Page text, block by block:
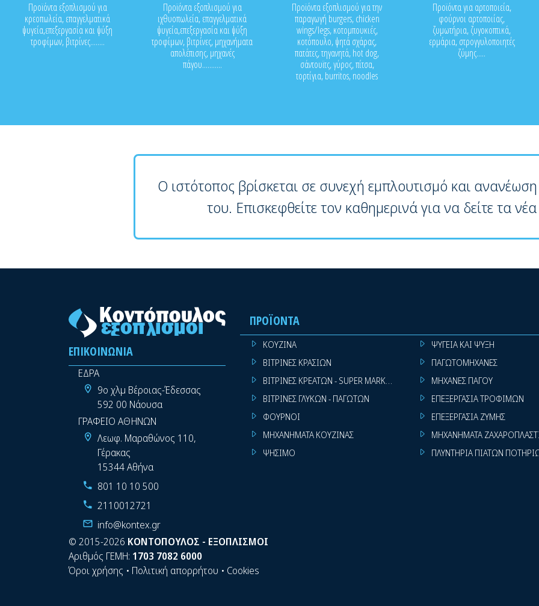
Προϊόντα εξοπλισμού για
κρεοπωλεία, επαγγελματικά
ψυγεία,επεξεργασία και ψύξη
τροφίμων, βιτρίνες........
Προϊόντα εξοπλισμού για
ιχθυοπωλεία, επαγγελματικά
ψυγεία,επεξεργασία και ψύξη
τροφίμων, βιτρίνες, μηχανήματα
απολέπισης, μηχανές
πάγου...........
Προϊόντα εξοπλισμού για την
παραγωγή burgers, chicken
wings/legs, κοτομπουκιές,
κοτόπουλο, ψητά σχάρας,
πατάτες, τηγανητά, hot dog,
σάντουϊτς, γύρος, πίτσα,
τορτίγια, burritos, noodles
Προϊόντα για αρτοποιεία,
φούρνοι αρτοποιίας,
ζυμωτήρια, ζυγοκοπτικά,
ερμάρια, στρογγυλοποιητές
ζύμης.....
Ο ιστότοπος βρίσκεται σε συνεχή εμπλουτισμό και
του. Επισκεφθείτε τον καθημερινά για να δείτε τα
ΕΠΙΚΟΙΝΩΝΊΑ
ΕΔΡΑ
9ο χλμ Βέροιας-Έδεσσας
592 00 Νάουσα
ΓΡΑΦΕΙΟ ΑΘΗΝΩΝ
Λεωφ. Μαραθώνος 110,
Γέρακας
15344 Αθήνα
801 10 10 500
2110012721
info@kontex.gr
ΠΡΟΪΌΝΤΑ
ΚΟΥΖΙΝΑ
ΒΙΤΡΙΝΕΣ ΚΡΑΣΙΩΝ
ΒΙΤΡΙΝΕΣ ΚΡΕΑΤΩΝ - SUPER MARKET
ΒΙΤΡΙΝΕΣ ΓΛΥΚΩΝ - ΠΑΓΩΤΩΝ
ΦΟΥΡΝΟΙ
ΜΗΧΑΝΗΜΑΤΑ ΚΟΥΖΙΝΑΣ
ΨΗΣΙΜΟ
ΨΥΓΕΙΑ ΚΑΙ ΨΥΞΗ
ΠΑΓΩΤΟΜΗΧΑΝΕΣ
ΜΗΧΑΝΕΣ ΠΑΓΟΥ
ΕΠΕΞΕΡΓΑΣΙΑ ΤΡΟΦΙΜΩΝ
ΕΠΕΞΕΡΓΑΣΙΑ ΖΥΜΗΣ
ΜΗΧΑΝΗΜΑΤΑ
ΠΛΥΝΤΗΡΙΑ ΠΙΑΤΩΝ
© 2015-2026 ΚΟΝΤΟΠΟΥΛΟΣ - ΕΞΟΠΛΙΣΜΟΙ
Αριθμός ΓΕΜΗ: 1703 7082 6000
Όροι χρήσης • Πολιτική απορρήτου • Cookies